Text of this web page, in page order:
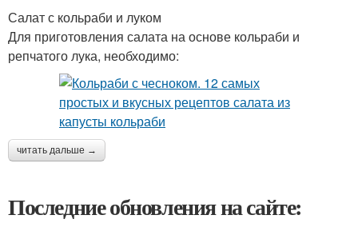
Салат с кольраби и луком
Для приготовления салата на основе кольраби и
репчатого лука, необходимо:
читать дальше →
Последние обновления на сайте: